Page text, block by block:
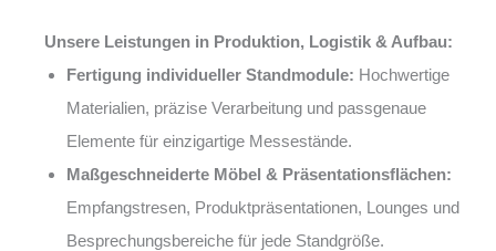
Unsere Leistungen in Produktion, Logistik & Aufbau:
Fertigung individueller Standmodule: Hochwertige
Materialien, präzise Verarbeitung und passgenaue
Elemente für einzigartige Messestände.
Maßgeschneiderte Möbel & Präsentationsflächen:
Empfangstresen, Produktpräsentationen, Lounges und
Besprechungsbereiche für jede Standgröße.